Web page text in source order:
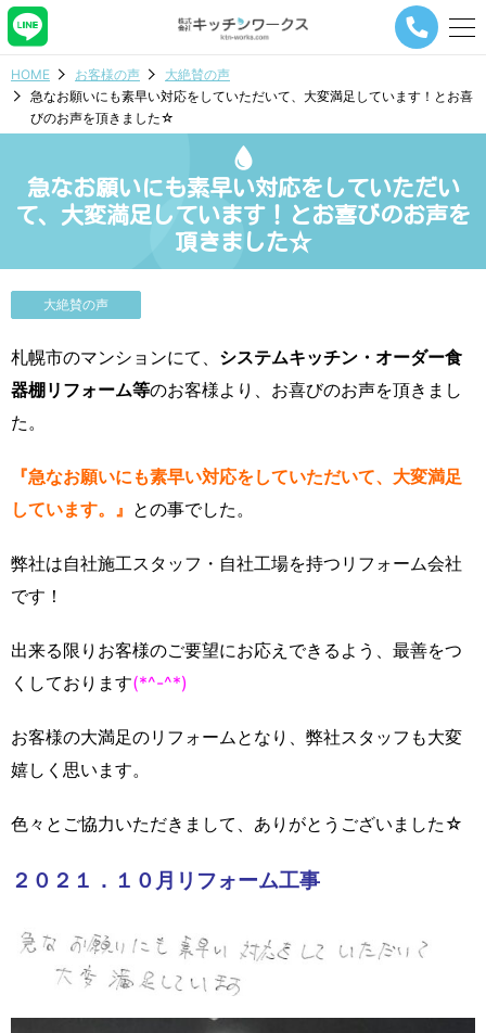
メ
ー
ビ
ョ
ン
タ
HOME お客様の声
大絶賛の声
急なお願いにも素早い対応をしていただいて、大変満足しています！とお喜
びのお声を頂きました☆
急なお願いにも素早い対応をしていただい
て、大変満足しています！とお喜びのお声を
頂きました☆
大絶賛の声
札幌市のマンションにて、 システムキッチン・オーダー食
器棚リフォーム等のお客様より、お喜びのお声を頂きまし
た。
『急なお願いにも素早い対応をしていただいて、大変満足
しています。』 との事でした。
弊社は自社施工スタッフ・自社工場を持つリフォーム会社
です！
出来る限りお客様のご要望にお応えできるよう、最善をつ
くしております(*^-^*)
お客様の大満足のリフォームとなり、弊社スタッフも大変
嬉しく思います。
色々とご協力いただきまして、ありがとうございました☆
２０２１．１０月リフォーム工事